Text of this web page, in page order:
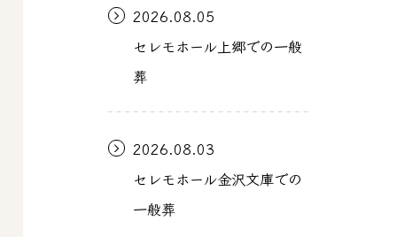
2026.08.05
セレモホール上郷での一般
葬
2026.08.03
セレモホール金沢文庫での
一般葬